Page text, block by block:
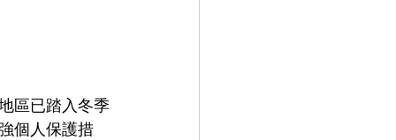
區已踏入冬季
個人保護措